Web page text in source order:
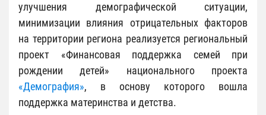
улучшения демографической ситуации,
минимизации влияния отрицательных факторов
на территории региона реализуется региональный
проект «Финансовая поддержка семей при
рождении детей» национального проекта
«Демография», в основу которого вошла
поддержка материнства и детства.